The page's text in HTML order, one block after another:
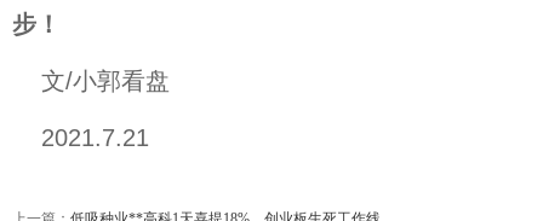
步！
文/小郭看盘
2021.7.21